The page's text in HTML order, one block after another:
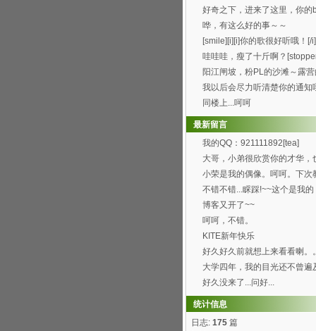
Through the f...
好奇之下，进来了这里，你的
办得好好哦。 ...
哗，有这么好的事～～
[smile][i][i]你的歌很好听哦！[/
哇哇哇，瘦了十斤啊？
阳江闸坡，粉PL的沙滩～露营
觉真的8错哦～呵呵...
我以后会尽力听清楚你的通知
[wink]
同楼上...呵呵
最新留言
我的QQ：921111892[tea]
大哥，小弟很欣赏你的才华，
喜欢你博客的这首背景...
小荣是我的偶像。呵呵。下次
弄这样的空间。呵呵
不错不错...睬踩!~~这个是我的
http://h...
博客又开了~~
呵呵，不错。
KITE新年快乐
好久好久前就想上来看看喇。
过总是打开了首页进不...
大学四年，我的目光还不曾遍
园的每个角落，就快要...
好久没来了...问好...
统计信息
日志: 175 篇